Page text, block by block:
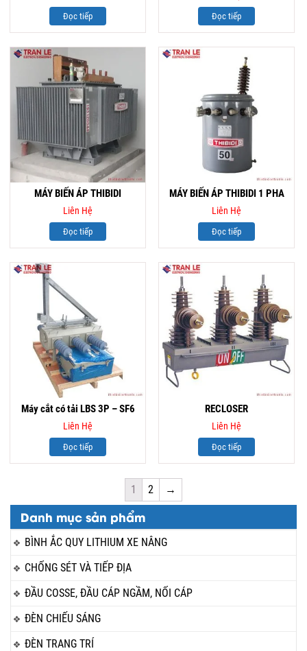
Danh mục sản phẩm
BÌNH ẮC QUY LITHIUM XE NÂNG
CHỐNG SÉT VÀ TIẾP ĐỊA
ĐẦU COSSE, ĐẦU CÁP NGẦM, NỐI CÁP
ĐÈN CHIẾU SÁNG
ĐÈN TRANG TRÍ
Đọc tiếp Đọc tiếp
MÁY BIẾN ÁP THIBIDI
Liên Hệ
Đọc tiếp
MÁY BIẾN ÁP THIBIDI 1 PHA
Liên Hệ
Đọc tiếp
Máy cắt có tải LBS 3P – SF6
Liên Hệ
Đọc tiếp
RECLOSER
Liên Hệ
Đọc tiếp
1 2 →